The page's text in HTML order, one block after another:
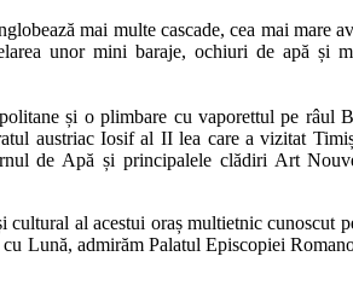
mai multe cascade, cea mai mare
unor mini baraje, ochiuri de apă și
și o plimbare cu vaporettul pe râul
austriac Iosif al II lea care a vizitat
de Apă și principalele clădiri Art
al acestui oraș multietnic cunoscut
Lună, admirăm Palatul Episcopiei